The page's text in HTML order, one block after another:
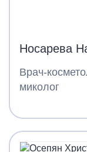
Носарева
Врач-
миколог